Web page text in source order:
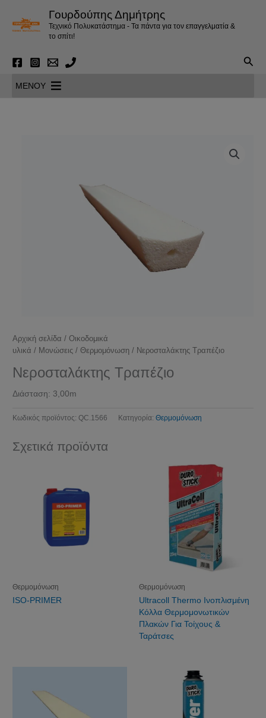
περιεχόμενο
Γουρδούπης Δημήτρης
Τεχνικό Πολυκατάστημα - Τα πάντα για τον επαγγελματία &
το σπίτι!
MENOY
Αρχική σελίδα /Οικοδομικά
υλικά / Μονώσεις /Θερμομόνωση / Νεροσταλάκτης Τραπέζιο
Νεροσταλάκτης Τραπέζιο
Διάσταση: 3,00m
Κωδικός προϊόντος:QC.1566 Κατηγορία:Θερμομόνωση
Σχετικά προϊόντα
Θερμομόνωση
ISO-PRIMER
Θερμομόνωση
Ultracoll Thermo Ινοπλισμένη
Κόλλα Θερμομονωτικών
Πλακών Για Τοίχους &
Ταράτσες